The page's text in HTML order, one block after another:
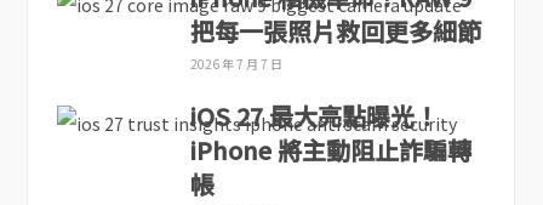
把每一張照片救回更多細節
2026 年 7 月 7 日
iOS 27 最大亮點曝光！
iPhone 將主動阻止詐騙轉
帳